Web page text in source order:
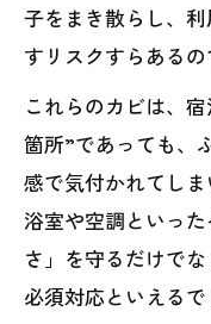
子をまき散らし、
すリスクすらあるの
これらのカビは、
箇所”であっても、
感で気付かれてしま
浴室や空調といっ
さ」を守るだけで
必須対応といえるで